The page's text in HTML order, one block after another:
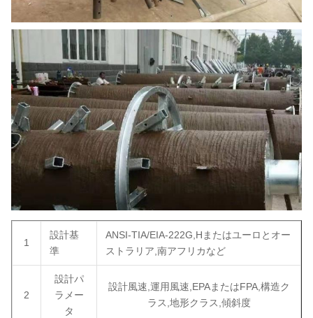
1
設計基
準
ANSI-TIA/EIA-222G,Hまたはユーロとオー
ストラリア,南アフリカなど
2
設計パ
ラメー
タ
設計風速,運用風速,EPAまたはFPA,構造ク
ラス,地形クラス,傾斜度